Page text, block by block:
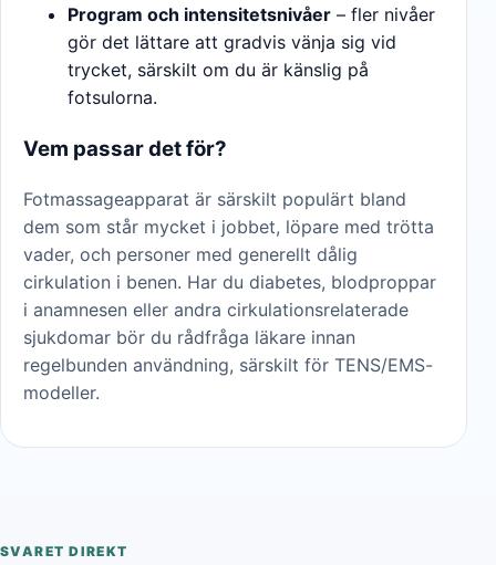
Program och intensitetsnivåer – fler nivåer
gör det lättare att gradvis vänja sig vid
trycket, särskilt om du är känslig på
fotsulorna.
Vem passar det för?
Fotmassageapparat är särskilt populärt bland
dem som står mycket i jobbet, löpare med trötta
vader, och personer med generellt dålig
cirkulation i benen. Har du diabetes, blodproppar
i anamnesen eller andra cirkulationsrelaterade
sjukdomar bör du rådfråga läkare innan
regelbunden användning, särskilt för TENS/EMS-
modeller.
SVARET DIREKT